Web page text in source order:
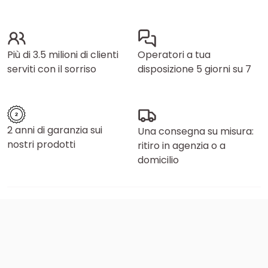
Più di 3.5 milioni di clienti
serviti con il sorriso
Operatori a tua
disposizione 5 giorni su 7
2 anni di garanzia sui
nostri prodotti
Una consegna su misura:
ritiro in agenzia o a
domicilio